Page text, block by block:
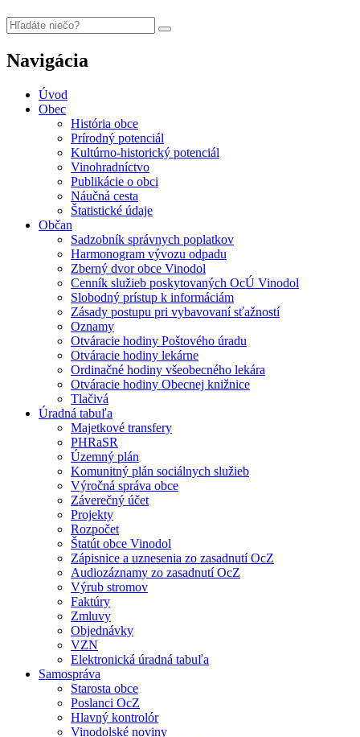
Navigácia
Úvod
Obec
História obce
Prírodný potenciál
Kultúrno-historický potenciál
Vinohradníctvo
Publikácie o obci
Náučná cesta
Štatistické údaje
Občan
Sadzobník správnych poplatkov
Harmonogram vývozu odpadu
Zberný dvor obce Vinodol
Cenník služieb poskytovaných OcÚ Vinodol
Slobodný prístup k informáciám
Zásady postupu pri vybavovaní sťažností
Oznamy
Otváracie hodiny Poštového úradu
Otváracie hodiny lekárne
Ordinačné hodiny všeobecného lekára
Otváracie hodiny Obecnej knižnice
Tlačivá
Úradná tabuľa
Majetkové transfery
PHRaSR
Územný plán
Komunitný plán sociálnych služieb
Výročná správa obce
Záverečný účet
Projekty
Rozpočet
Štatút obce Vinodol
Zápisnice a uznesenia zo zasadnutí OcZ
Audiozáznamy zo zasadnutí OcZ
Výrub stromov
Faktúry
Zmluvy
Objednávky
VZN
Elektronická úradná tabuľa
Samospráva
Starosta obce
Poslanci OcZ
Hlavný kontrolór
Vinodolské noviny